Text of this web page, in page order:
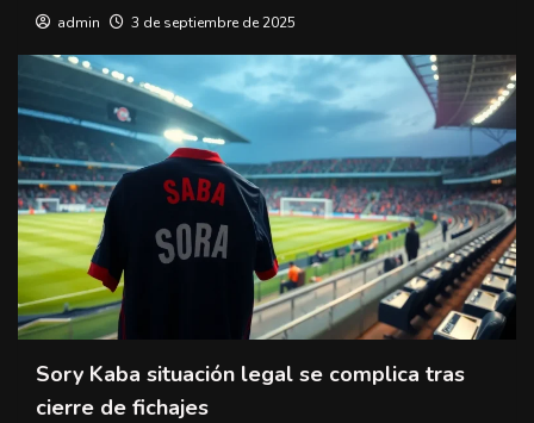
admin 3 de septiembre de 2025
Sory Kaba situación legal se complica tras
cierre de fichajes